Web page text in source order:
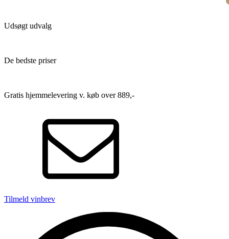
Udsøgt udvalg
De bedste priser
Gratis hjemmelevering v. køb over 889,-
Tilmeld vinbrev